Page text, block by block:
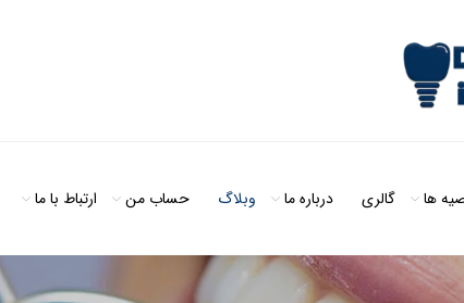
ها گالری درباره ما وبلاگ حساب من ارتباط با ما